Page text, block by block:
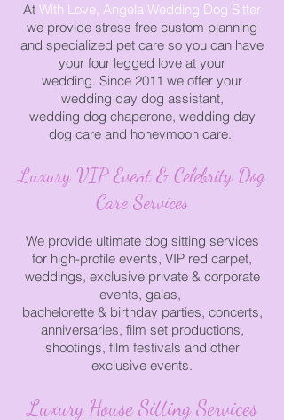
At With Love, Angela Wedding Dog Sitter
we provide stress free custom planning
and specialized pet care so you can have
your four legged love at your
wedding. Since 2011 we offer your
wedding day dog assistant,
wedding dog chaperone, wedding day
dog care and honeymoon care.
Luxury VIP Event & Celebrity Dog
Care Services
We provide ultimate dog sitting services
for high-profile events, VIP red carpet,
weddings, exclusive private & corporate
events, galas,
bachelorette & birthday parties, concerts,
anniversaries, film set productions,
shootings, film festivals and other
exclusive events.
Luxury House Sitting Services